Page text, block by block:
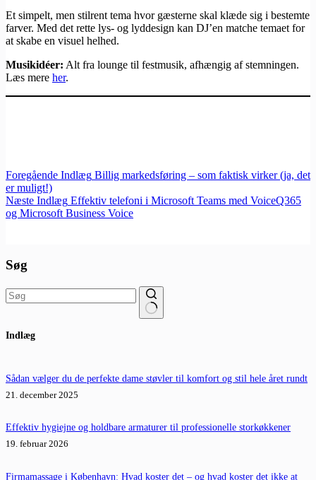
Et simpelt, men stilrent tema hvor gæsterne skal klæde sig i bestemte
farver. Med det rette lys- og lyddesign kan DJ’en matche temaet for
at skabe en visuel helhed.
Musikidéer: Alt fra lounge til festmusik, afhængig af stemningen.
Læs mere her.
Foregående Indlæg Billig markedsføring – som faktisk virker (ja, det
er muligt!)
Næste Indlæg Effektiv telefoni i Microsoft Teams med VoiceQ365
og Microsoft Business Voice
Søg
resultater
Indlæg
Sådan vælger du de perfekte dame støvler til komfort og stil hele året rundt
21. december 2025
Effektiv hygiejne og holdbare armaturer til professionelle storkøkkener
19. februar 2026
Firmamassage i København: Hvad koster det – og hvad koster det ikke at